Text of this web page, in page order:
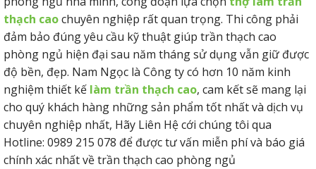
thạch caochuyên nghiệp rất quan trọng. Thi công phải
đảm bảo đúng yêu cầu kỹ thuật giúp trần thạch cao
phòng ngủ hiện đại sau năm tháng sử dụng vẫn giữ được
độ bền, đẹp. Nam Ngọc là Công ty có hơn 10 năm kinh
nghiệm thiết kế làm trần thạch cao, cam kết sẽ mang lại
cho quý khách hàng những sản phẩm tốt nhất và dịch vụ
chuyên nghiệp nhất, Hãy Liên Hệ cới chúng tôi qua
Hotline: 0989 215 078 để được tư vấn miễn phí và báo giá
chính xác nhất về trần thạch cao phòng ngủ